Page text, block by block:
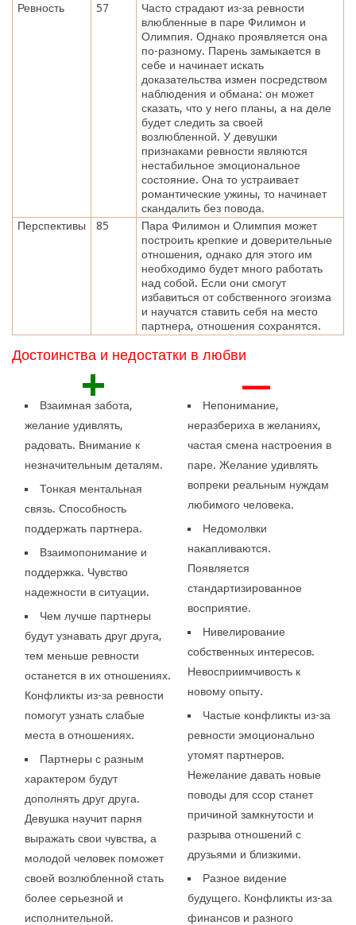
Ревность
57
Часто страдают из-за ревности
влюбленные в паре Филимон и
Олимпия. Однако проявляется она
по-разному. Парень замыкается в
себе и начинает искать
доказательства измен посредством
наблюдения и обмана: он может
сказать, что у него планы, а на деле
будет следить за своей
возлюбленной. У девушки
признаками ревности являются
нестабильное эмоциональное
состояние. Она то устраивает
романтические ужины, то начинает
скандалить без повода.
Перспективы
85
Пара Филимон и Олимпия может
построить крепкие и доверительные
отношения, однако для этого им
необходимо будет много работать
над собой. Если они смогут
избавиться от собственного эгоизма
и научатся ставить себя на место
партнера, отношения сохранятся.
Достоинства и недостатки в любви
+
Взаимная забота,
желание удивлять,
радовать. Внимание к
незначительным деталям.
Тонкая ментальная
связь. Способность
поддержать партнера.
Взаимопонимание и
поддержка. Чувство
надежности в ситуации.
Чем лучше партнеры
будут узнавать друг друга,
тем меньше ревности
останется в их отношениях.
Конфликты из-за ревности
помогут узнать слабые
места в отношениях.
Партнеры с разным
характером будут
дополнять друг друга.
Девушка научит парня
выражать свои чувства, а
молодой человек поможет
своей возлюбленной стать
более серьезной и
исполнительной.
—
Непонимание,
неразбериха в желаниях,
частая смена настроения в
паре. Желание удивлять
вопреки реальным нуждам
любимого человека.
Недомолвки
накапливаются.
Появляется
стандартизированное
восприятие.
Нивелирование
собственных интересов.
Невосприимчивость к
новому опыту.
Частые конфликты из-за
ревности эмоционально
утомят партнеров.
Нежелание давать новые
поводы для ссор станет
причиной замкнутости и
разрыва отношений с
друзьями и близкими.
Разное видение
будущего. Конфликты из-за
финансов и разного